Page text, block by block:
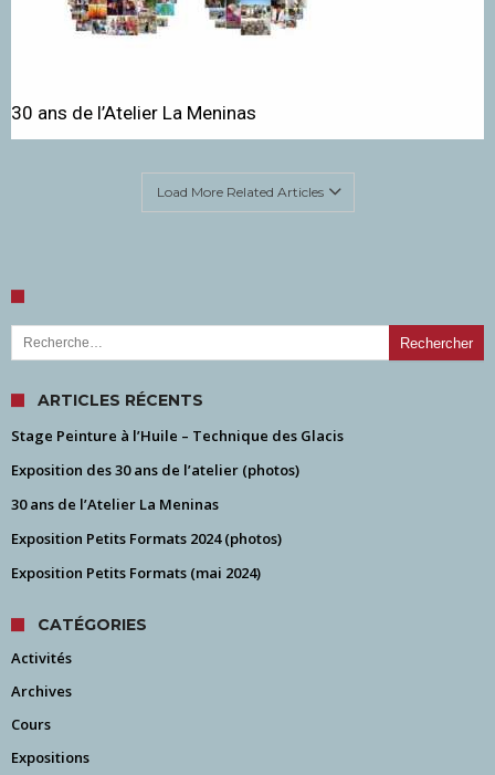
30 ans de l’Atelier La Meninas
Load More Related Articles
Rechercher :
ARTICLES RÉCENTS
Stage Peinture à l’Huile – Technique des Glacis
Exposition des 30 ans de l’atelier (photos)
30 ans de l’Atelier La Meninas
Exposition Petits Formats 2024 (photos)
Exposition Petits Formats (mai 2024)
CATÉGORIES
Activités
Archives
Cours
Expositions